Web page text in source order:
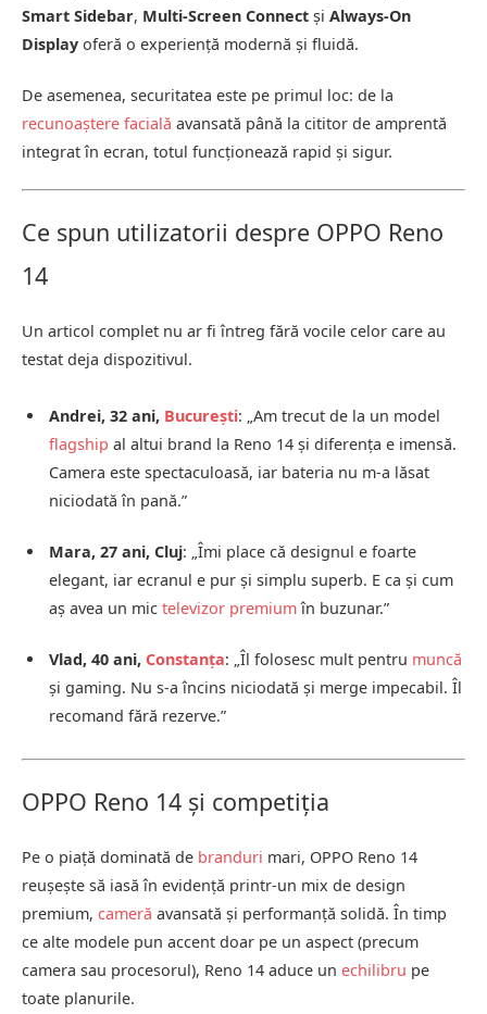
Smart Sidebar, Multi-Screen Connect și Always-On
Display oferă o experiență modernă și fluidă.
De asemenea, securitatea este pe primul loc: de la
recunoaștere facială avansată până la cititor de amprentă
integrat în ecran, totul funcționează rapid și sigur.
Ce spun utilizatorii despre OPPO Reno
14
Un articol complet nu ar fi întreg fără vocile celor care au
testat deja dispozitivul.
Andrei, 32 ani, București: „Am trecut de la un model
flagship al altui brand la Reno 14 și diferența e imensă.
Camera este spectaculoasă, iar bateria nu m-a lăsat
niciodată în pană.”
Mara, 27 ani, Cluj: „Îmi place că designul e foarte
elegant, iar ecranul e pur și simplu superb. E ca și cum
aș avea un mic televizor premiumîn buzunar.”
Vlad, 40 ani, Constanța: „Îl folosesc mult pentru muncă
și gaming. Nu s-a încins niciodată și merge impecabil. Îl
recomand fără rezerve.”
OPPO Reno 14 și competiția
Pe o piață dominată de branduri mari, OPPO Reno 14
reușește să iasă în evidență printr-un mix de design
premium, cameră avansată și performanță solidă. În timp
ce alte modele pun accent doar pe un aspect (precum
camera sau procesorul), Reno 14 aduce un echilibru pe
toate planurile.